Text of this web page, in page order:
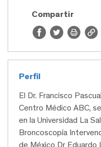
Compartir
Perfil
El Dr. Francisco
Centro Médico ABC,
en la Universidad La
Broncoscopía
de México Dr Eduardo